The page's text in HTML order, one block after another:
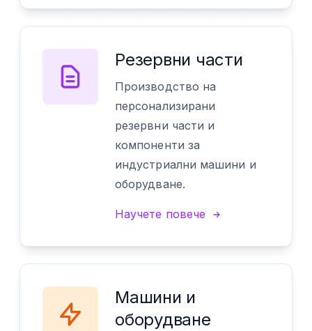
Резервни части
Производство на
персонализирани
резервни части и
компоненти за
индустриални машини и
оборудване.
Научете повече
Машини и
оборудване